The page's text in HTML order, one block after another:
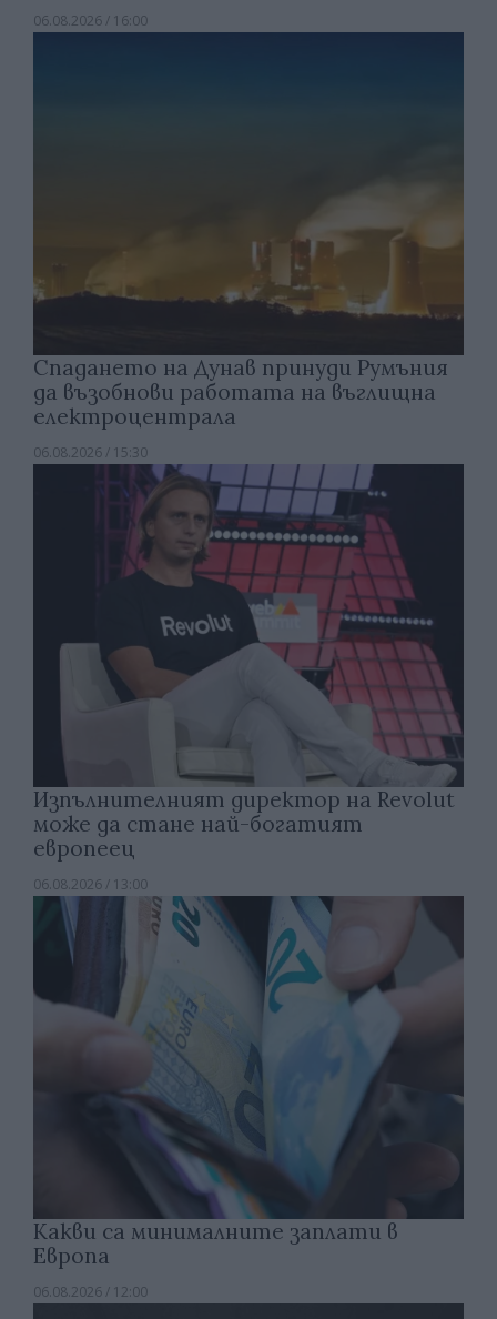
06.08.2026 / 16:00
Спадането на Дунав принуди Румъния
да възобнови работата на въглищна
електроцентрала
06.08.2026 / 15:30
Изпълнителният директор на Revolut
може да стане най-богатият
европеец
06.08.2026 / 13:00
Какви са минималните заплати в
Европа
06.08.2026 / 12:00